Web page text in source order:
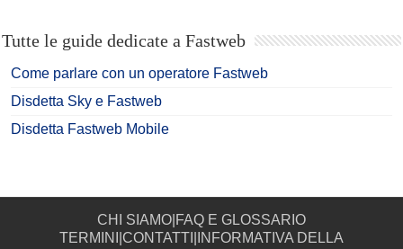
Tutte le guide dedicate a Fastweb
Come parlare con un operatore Fastweb
Disdetta Sky e Fastweb
Disdetta Fastweb Mobile
CHI SIAMO FAQ E GLOSSARIO
TERMINI
CONTATTI
INFORMATIVA DELLA